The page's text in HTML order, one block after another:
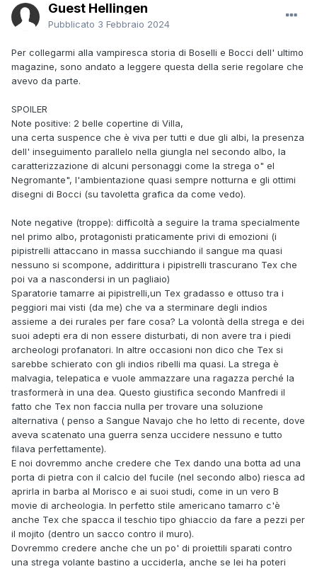
Guest Hellingen
Pubblicato 3 Febbraio 2024
Per collegarmi alla vampiresca storia di Boselli e Bocci dell' ultimo
magazine, sono andato a leggere questa della serie regolare che
avevo da parte.
SPOILER
Note positive: 2 belle copertine di Villa,
una certa suspence che è viva per tutti e due gli albi, la presenza
dell' inseguimento parallelo nella giungla nel secondo albo, la
caratterizzazione di alcuni personaggi come la strega o" el
Negromante", l'ambientazione quasi sempre notturna e gli ottimi
disegni di Bocci (su tavoletta grafica da come vedo).
Note negative (troppe): difficoltà a seguire la trama specialmente
nel primo albo, protagonisti praticamente privi di emozioni (i
pipistrelli attaccano in massa succhiando il sangue ma quasi
nessuno si scompone, addirittura i pipistrelli trascurano Tex che
poi va a nascondersi in un pagliaio)
Sparatorie tamarre ai pipistrelli,un Tex gradasso e ottuso tra i
peggiori mai visti (da me) che va a sterminare degli indios
assieme a dei rurales per fare cosa? La volontà della strega e dei
suoi adepti era di non essere disturbati, di non avere tra i piedi
archeologi profanatori. In altre occasioni non dico che Tex si
sarebbe schierato con gli indios ribelli ma quasi. La strega è
malvagia, telepatica e vuole ammazzare una ragazza perché la
trasformerà in una dea. Questo giustifica secondo Manfredi il
fatto che Tex non faccia nulla per trovare una soluzione
alternativa ( penso a Sangue Navajo che ho letto di recente, dove
aveva scatenato una guerra senza uccidere nessuno e tutto
filava perfettamente).
E noi dovremmo anche credere che Tex dando una botta ad una
porta di pietra con il calcio del fucile (nel secondo albo) riesca ad
aprirla in barba al Morisco e ai suoi studi, come in un vero B
movie di archeologia. In perfetto stile americano tamarro c'è
anche Tex che spacca il teschio tipo ghiaccio da fare a pezzi per
il mojito (dentro un sacco contro il muro).
Dovremmo credere anche che un po' di proiettili sparati contro
una strega volante bastino a ucciderla, anche se lei ha poteri